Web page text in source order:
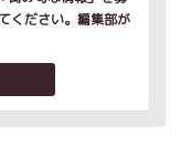
ください。編集部が